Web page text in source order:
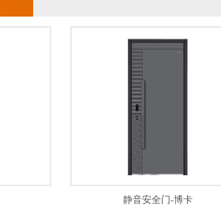
静音安全门-博卡